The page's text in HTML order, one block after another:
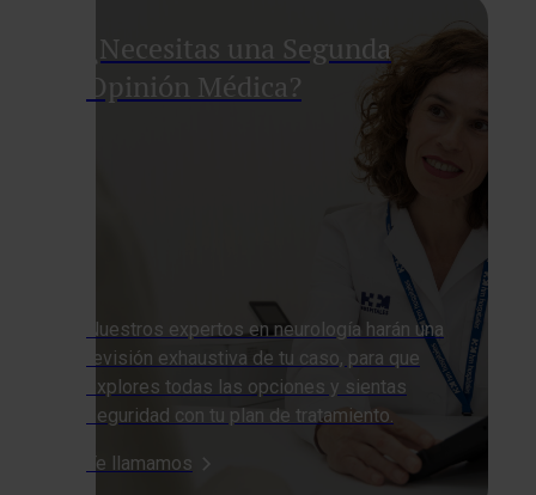
¿Necesitas una Segunda
Opinión Médica?
Nuestros expertos en neurología harán una
revisión exhaustiva de tu caso, para que
explores todas las opciones y sientas
seguridad con tu plan de tratamiento.
Te llamamos